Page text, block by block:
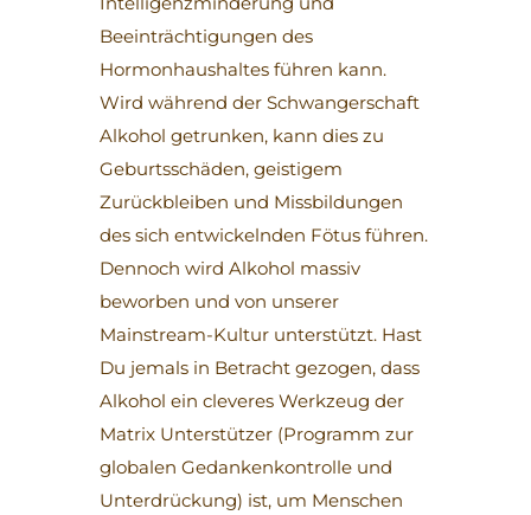
Beeinträchtigungen des
Hormonhaushaltes führen kann.
Wird während der Schwangerschaft
Alkohol getrunken, kann dies zu
Geburtsschäden, geistigem
Zurückbleiben und Missbildungen
des sich entwickelnden Fötus führen.
Dennoch wird Alkohol massiv
beworben und von unserer
Mainstream-Kultur unterstützt. Hast
Du jemals in Betracht gezogen, dass
Alkohol ein cleveres Werkzeug der
Matrix Unterstützer (Programm zur
globalen Gedankenkontrolle und
Unterdrückung) ist, um Menschen